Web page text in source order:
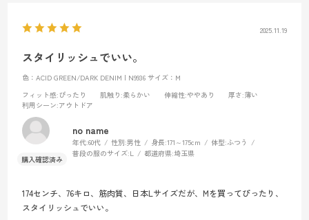
2025.11.19
スタイリッシュでいい。
色：ACID GREEN/DARK DENIM | N9936 サイズ：M
フィット感:ぴったり 肌触り :柔らかい 伸縮性:ややあり 厚さ:薄い
利用シーン:アウトドア
no name
年代:60代 性別:男性 身長:171～175cm 体型:ふつう
普段の服のサイズ:L 都道府県:埼玉県
174センチ、76キロ、筋肉質、日本Lサイズだが、Mを買ってぴったり、
スタイリッシュでいい。